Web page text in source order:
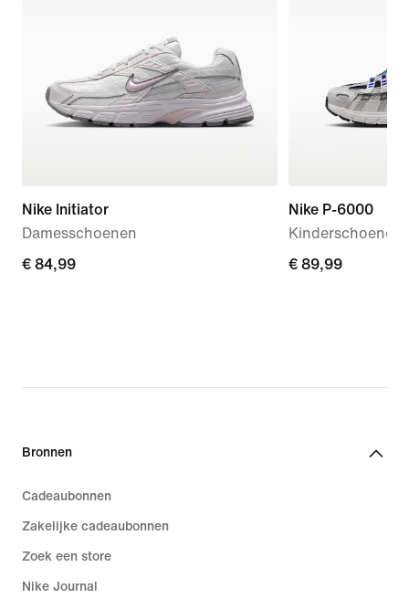
Nike Initiator
Damesschoenen
€ 84,99
€ 84,99
Nike P-6000
Kinderschoenen
€ 89,99
€ 89,99
Bronnen
Cadeaubonnen
Zakelijke cadeaubonnen
Zoek een store
Nike Journal